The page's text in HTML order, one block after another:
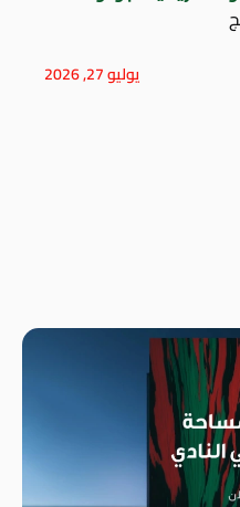
يوليو 27, 2026